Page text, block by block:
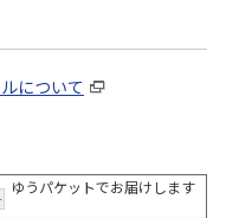
について
ゆうパケットでお届けします